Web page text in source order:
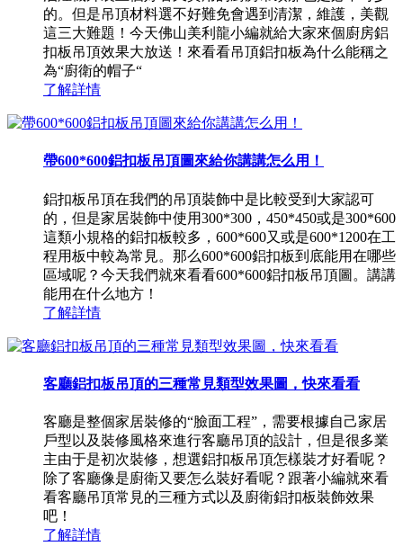
的。但是吊頂材料選不好難免會遇到清潔，維護，美觀
這三大難題！今天佛山美利龍小編就給大家來個廚房鋁
扣板吊頂效果大放送！來看看吊頂鋁扣板為什么能稱之
為“廚衛的帽子“
了解詳情
帶600*600鋁扣板吊頂圖來給你講講怎么用！
鋁扣板吊頂在我們的吊頂裝飾中是比較受到大家認可
的，但是家居裝飾中使用300*300，450*450或是300*600
這類小規格的鋁扣板較多，600*600又或是600*1200在工
程用板中較為常見。那么600*600鋁扣板到底能用在哪些
區域呢？今天我們就來看看600*600鋁扣板吊頂圖。講講
能用在什么地方！
了解詳情
客廳鋁扣板吊頂的三種常見類型效果圖，快來看看
客廳是整個家居裝修的“臉面工程”，需要根據自己家居
戶型以及裝修風格來進行客廳吊頂的設計，但是很多業
主由于是初次裝修，想選鋁扣板吊頂怎樣裝才好看呢？
除了客廳像是廚衛又要怎么裝好看呢？跟著小編就來看
看客廳吊頂常見的三種方式以及廚衛鋁扣板裝飾效果
吧！
了解詳情